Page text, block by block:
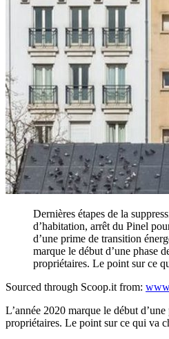
Dernières étapes de la
d’habitation, arrêt du Pinel
d’une prime de transition
marque le début d’une phase
propriétaires. Le point sur ce
Sourced through Scoop.it from:
L’année 2020 marque le début
propriétaires. Le point sur ce qui va